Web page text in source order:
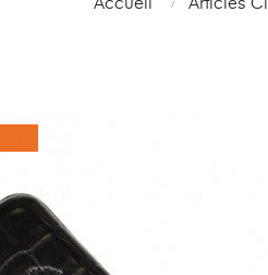
Accueil Articles